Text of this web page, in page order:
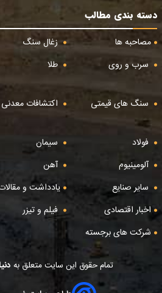
دسته بندی مطالب
مصاحبه ها
زغال سنگ
سرب و روی
طلا
سنگ های قیمتی
اکتشافات معدنی
فولاد
سیمان
آلومینیوم
آهن
سایر صنایع
یادداشت و
اخبار اقتصادی
فیلم و تیزر
شرکت های برجسته
تمام حقوق این سایت متعلق به